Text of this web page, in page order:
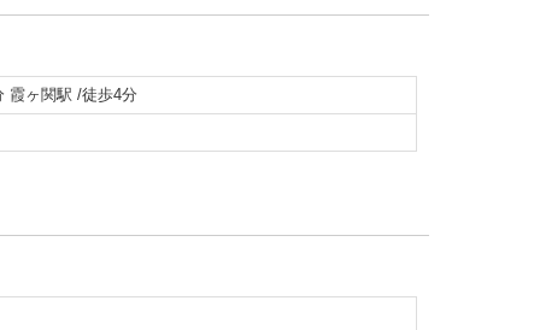
霞ヶ関駅 /徒歩4分